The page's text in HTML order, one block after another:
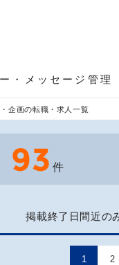
・メッセージ管理
企画の転職・求人一覧
93 件
掲載終了日間近の
1 2